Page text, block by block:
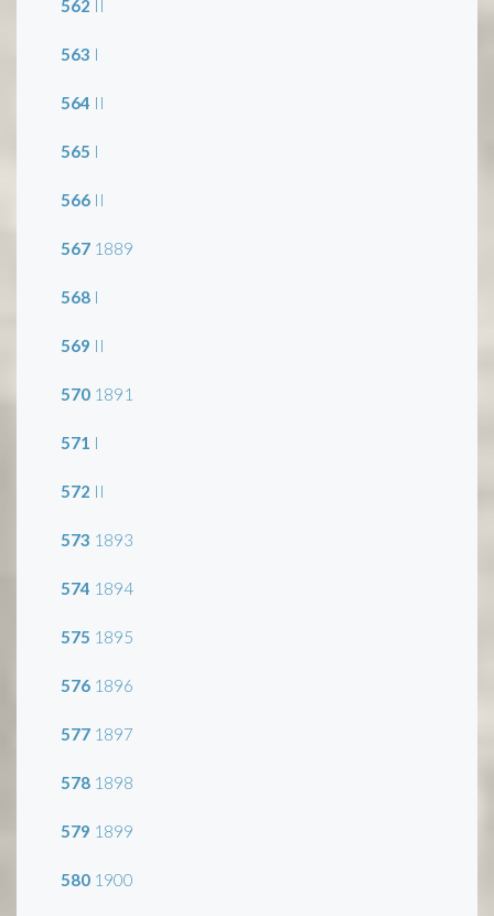
562
563 I
564 II
565 I
566 II
567 1889
568 I
569 II
570 1891
571 I
572 II
573 1893
574 1894
575 1895
576 1896
577 1897
578 1898
579 1899
580 1900